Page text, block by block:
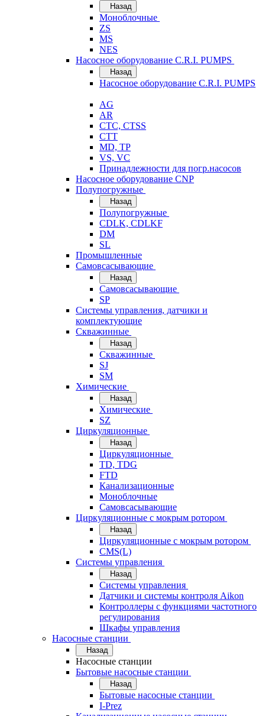
Назад
Моноблочные
ZS
MS
NES
Насосное оборудование C.R.I. PUMPS
Назад
Насосное оборудование C.R.I. PUMPS
AG
AR
CTC, CTSS
CTT
MD, TP
VS, VC
Принадлежности для погр.насосов
Насосное оборудование CNP
Полупогружные
Назад
Полупогружные
CDLK, CDLKF
DM
SL
Промышленные
Самовсасывающие
Назад
Самовсасывающие
SP
Системы управления, датчики и
комплектующие
Скважинные
Назад
Скважинные
SJ
SM
Химические
Назад
Химические
SZ
Циркуляционные
Назад
Циркуляционные
TD, TDG
FTD
Канализационные
Моноблочные
Самовсасывающие
Циркуляционные с мокрым ротором
Назад
Циркуляционные с мокрым ротором
CMS(L)
Системы управления
Назад
Системы управления
Датчики и системы контроля Aikon
Контроллеры с функциями частотного
регулирования
Шкафы управления
Насосные станции
Назад
Насосные станции
Бытовые насосные станции
Назад
Бытовые насосные станции
I-Prez